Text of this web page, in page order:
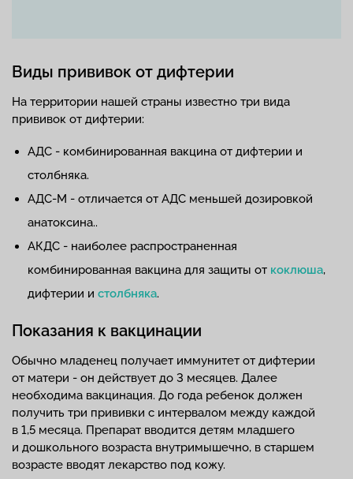
Виды прививок от дифтерии
На территории нашей страны известно три вида
прививок от дифтерии:
АДС - комбинированная вакцина от дифтерии и
столбняка.
АДС-М - отличается от АДС меньшей дозировкой
анатоксина..
АКДС - наиболее распространенная
комбинированная вакцина для защиты от коклюша,
дифтерии и столбняка.
Показания к вакцинации
Обычно младенец получает иммунитет от дифтерии
от матери - он действует до 3 месяцев. Далее
необходима вакцинация. До года ребенок должен
получить три прививки с интервалом между каждой
в 1,5 месяца. Препарат вводится детям младшего
и дошкольного возраста внутримышечно, в старшем
возрасте вводят лекарство под кожу.